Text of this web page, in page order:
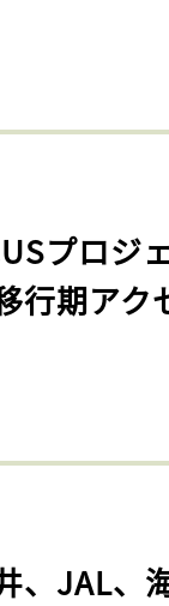
プロジ
行期アク
、JAL、